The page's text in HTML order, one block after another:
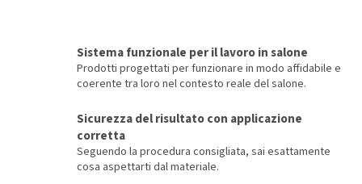
Sistema funzionale per il lavoro in salone
Prodotti progettati per funzionare in modo affidabile e
coerente tra loro nel contesto reale del salone.
Sicurezza del risultato con applicazione
corretta
Seguendo la procedura consigliata, sai esattamente
cosa aspettarti dal materiale.